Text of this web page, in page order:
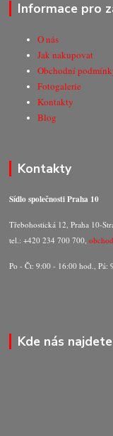
Informace pro
O nás
Jak nakupovat
Obchodní
Fotogalerie
Kontakty
Blog
Kontakty
Sídlo společnosti Praha 10
Třebohostická 12, Praha 10-
tel.: +420 234 700 700,
Po - Čt: 9:00 - 16:00 hod., Pá:
Kde nás najdete